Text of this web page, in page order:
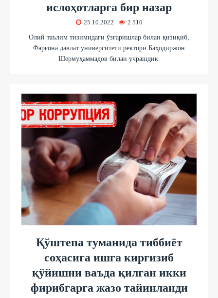
ислоҳотларга бир назар
25.10.2022 2 510
Олий таълим тизимидаги ўзгаришлар билан қизиқиб,
Фарғона давлат университети ректори Баҳодиржон
Шермуҳаммадов билан учрашдик.
Қўштепа туманида тиббиёт
соҳасига ишга киргизиб
қўйишни ваъда қилган икки
фирибгарга жазо тайинланди